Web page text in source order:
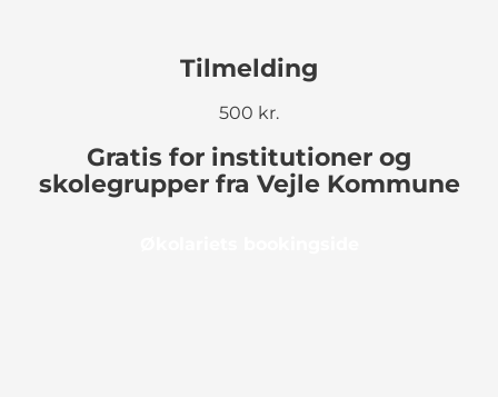
Tilmelding
500 kr.
Gratis for institutioner og
skolegrupper fra Vejle Kommune